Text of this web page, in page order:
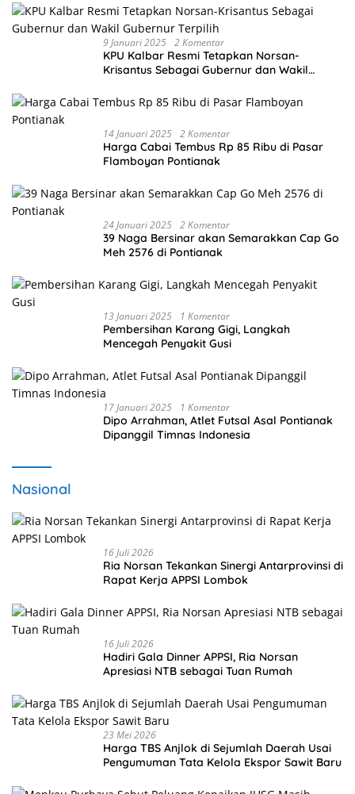
9 Januari 2025 2 Komentar
KPU Kalbar Resmi Tetapkan Norsan-
Krisantus Sebagai Gubernur dan Wakil
14 Januari 2025 2 Komentar
Harga Cabai Tembus Rp 85 Ribu di Pasar
Flamboyan Pontianak
24 Januari 2025 2 Komentar
39 Naga Bersinar akan Semarakkan Cap Go
Meh 2576 di Pontianak
13 Januari 2025 1 Komentar
Pembersihan Karang Gigi, Langkah
Mencegah Penyakit Gusi
17 Januari 2025 1 Komentar
Dipo Arrahman, Atlet Futsal Asal Pontianak
Dipanggil Timnas Indonesia
Nasional
16 Juli 2026
Ria Norsan Tekankan Sinergi Antarprovinsi di
Rapat Kerja APPSI Lombok
16 Juli 2026
Hadiri Gala Dinner APPSI, Ria Norsan
Apresiasi NTB sebagai Tuan Rumah
23 Mei 2026
Harga TBS Anjlok di Sejumlah Daerah Usai
Pengumuman Tata Kelola Ekspor Sawit Baru